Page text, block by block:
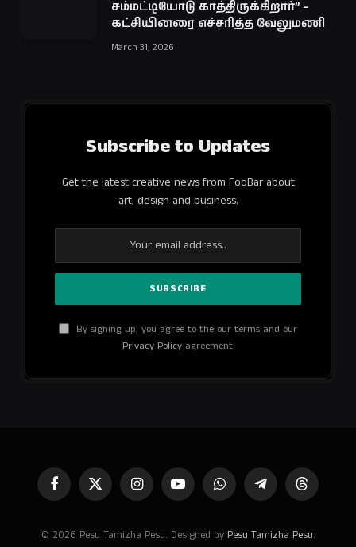
சம்மட்டியோடு காத்திருக்கிறார்” –
கட்சியினரை எச்சரித்த வேலுமணி
March 31, 2026
Subscribe to Updates
Get the latest creative news from FooBar about
art, design and business.
By signing up, you agree to the our terms and our
Privacy Policyagreement.
FacebookX
(Twitter)
InstagramYouTube WhatsAppTelegramThreads
© 2026 Pesu Tamizha Pesu. Designed by Pesu Tamizha Pesu.